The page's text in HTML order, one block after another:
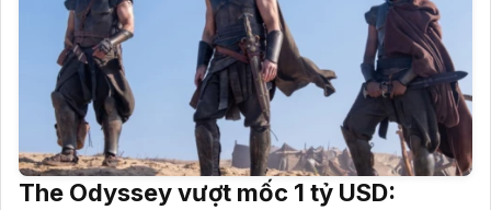
The Odyssey vượt mốc 1 tỷ USD: